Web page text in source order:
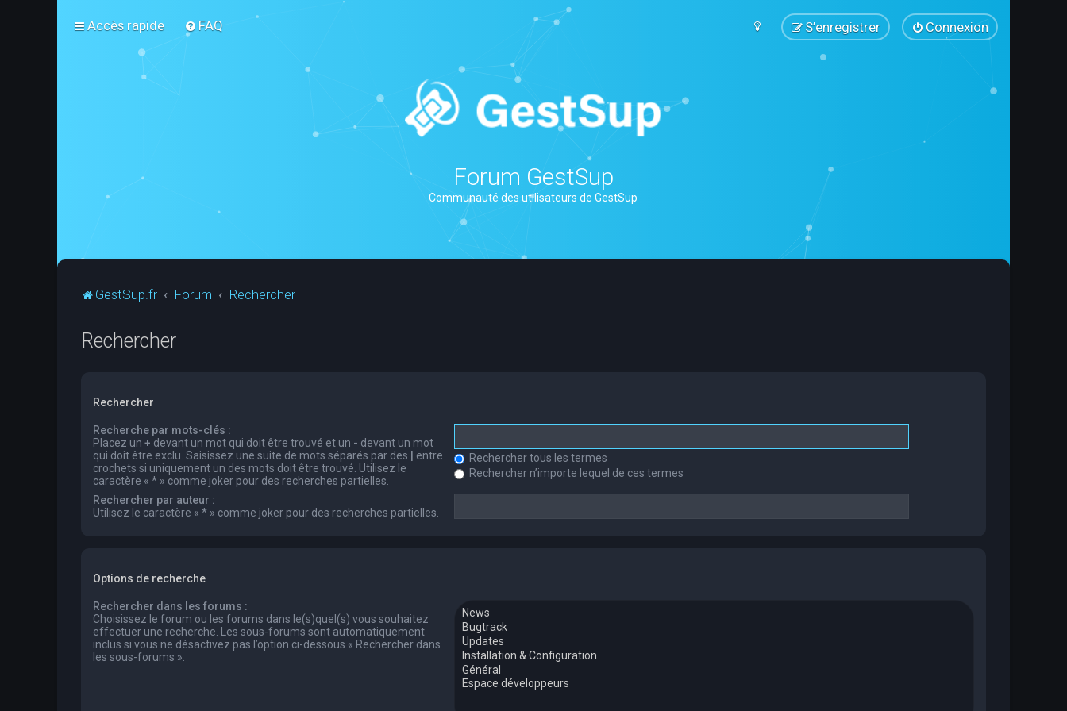
Accès rapide FAQ Connexion
S’enregistrer
Forum GestSup
Communauté des utilisateurs de GestSup
GestSup.fr Forum Rechercher
Rechercher
Rechercher
Recherche par mots-clés :
Placez un + devant un mot qui doit être trouvé et un - devant un mot
qui doit être exclu. Saisissez une suite de mots séparés par des
entre
crochets si uniquement un des mots doit être trouvé. Utilisez le
caractère « * » comme joker pour des recherches partielles.
Rechercher tous les termes
Rechercher n’importe lequel de ces termes
Rechercher par auteur :
Utilisez le caractère « * » comme joker pour des recherches partielles.
Options de recherche
Rechercher dans les forums :
Choisissez le forum ou les forums dans le(s)quel(s) vous souhaitez
effectuer une recherche. Les sous-forums sont automatiquement
inclus si vous ne désactivez pas l’option ci-dessous « Rechercher dans
les sous-forums ».